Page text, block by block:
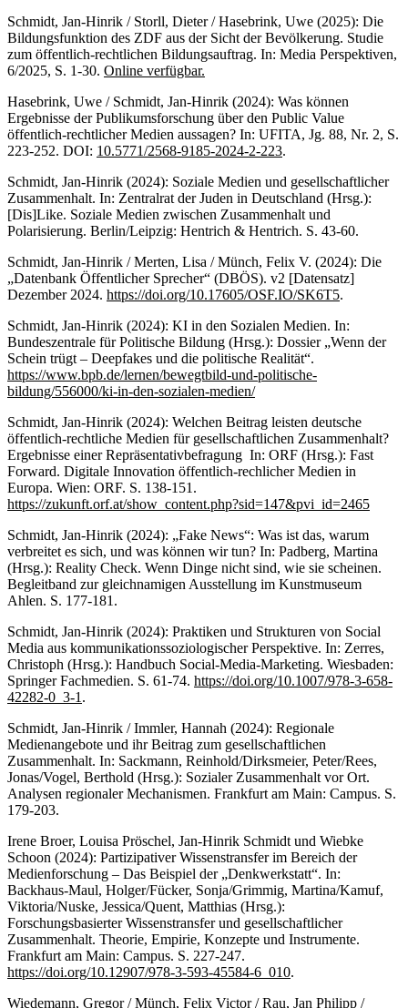
Schmidt, Jan-Hinrik / Storll, Dieter / Hasebrink, Uwe (2025): Die
Bildungsfunktion des ZDF aus der Sicht der Bevölkerung. Studie
zum öffentlich-rechtlichen Bildungsauftrag. In: Media Perspektiven,
6/2025, S. 1-30. Online verfügbar.
Hasebrink, Uwe / Schmidt, Jan-Hinrik (2024): Was können
Ergebnisse der Publikumsforschung über den Public Value
öffentlich-rechtlicher Medien aussagen? In: UFITA, Jg. 88, Nr. 2, S.
223-252. DOI: 10.5771/2568-9185-2024-2-223.
Schmidt, Jan-Hinrik (2024): Soziale Medien und gesellschaftlicher
Zusammenhalt. In: Zentralrat der Juden in Deutschland (Hrsg.):
[Dis]Like. Soziale Medien zwischen Zusammenhalt und
Polarisierung. Berlin/Leipzig: Hentrich & Hentrich. S. 43-60.
Schmidt, Jan-Hinrik / Merten, Lisa / Münch, Felix V. (2024): Die
„Datenbank Öffentlicher Sprecher“ (DBÖS). v2 [Datensatz]
Dezember 2024. https://doi.org/10.17605/OSF.IO/SK6T5.
Schmidt, Jan-Hinrik (2024): KI in den Sozialen Medien. In:
Bundeszentrale für Politische Bildung (Hrsg.): Dossier „Wenn der
Schein trügt – Deepfakes und die politische Realität“.
https://www.bpb.de/lernen/bewegtbild-und-politische-
bildung/556000/ki-in-den-sozialen-medien/
Schmidt, Jan-Hinrik (2024): Welchen Beitrag leisten deutsche
öffentlich-rechtliche Medien für gesellschaftlichen Zusammenhalt?
Ergebnisse einer Repräsentativbefragung In: ORF (Hrsg.): Fast
Forward. Digitale Innovation öffentlich-rechlicher Medien in
Europa. Wien: ORF. S. 138-151.
https://zukunft.orf.at/show_content.php?sid=147&pvi_id=2465
Schmidt, Jan-Hinrik (2024): „Fake News“: Was ist das, warum
verbreitet es sich, und was können wir tun? In: Padberg, Martina
(Hrsg.): Reality Check. Wenn Dinge nicht sind, wie sie scheinen.
Begleitband zur gleichnamigen Ausstellung im Kunstmuseum
Ahlen. S. 177-181.
Schmidt, Jan-Hinrik (2024): Praktiken und Strukturen von Social
Media aus kommunikationssoziologischer Perspektive. In: Zerres,
Christoph (Hrsg.): Handbuch Social-Media-Marketing. Wiesbaden:
Springer Fachmedien. S. 61-74. https://doi.org/10.1007/978-3-658-
42282-0_3-1 .
Schmidt, Jan-Hinrik / Immler, Hannah (2024): Regionale
Medienangebote und ihr Beitrag zum gesellschaftlichen
Zusammenhalt. In: Sackmann, Reinhold/Dirksmeier, Peter/Rees,
Jonas/Vogel, Berthold (Hrsg.): Sozialer Zusammenhalt vor Ort.
Analysen regionaler Mechanismen. Frankfurt am Main: Campus. S.
179-203.
Irene Broer, Louisa Pröschel, Jan-Hinrik Schmidt und Wiebke
Schoon (2024): Partizipativer Wissenstransfer im Bereich der
Medienforschung – Das Beispiel der „Denkwerkstatt“. In:
Backhaus-Maul, Holger/Fücker, Sonja/Grimmig, Martina/Kamuf,
Viktoria/Nuske, Jessica/Quent, Matthias (Hrsg.):
Forschungsbasierter Wissenstransfer und gesellschaftlicher
Zusammenhalt. Theorie, Empirie, Konzepte und Instrumente.
Frankfurt am Main: Campus. S. 227-247.
https://doi.org/10.12907/978-3-593-45584-6_010.
Wiedemann, Gregor / Münch, Felix Victor / Rau, Jan Philipp /